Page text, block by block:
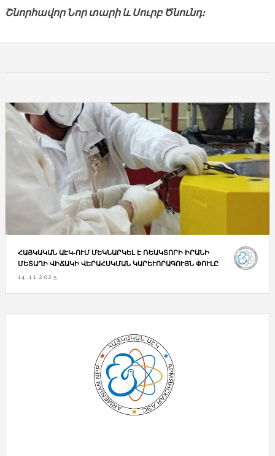
Շնորհավոր Նոր տարի և Սուրբ Ծնունդ:
ՀԱՅԿԱԿԱՆ ԱԷԿ-ՈՒՄ ՄԵԿՆԱՐԿԵԼ Է ՌԵԱԿՏՈՐԻ ԻՐԱՆԻ
ՄԵՏԱՂԻ ՎԻՃԱԿԻ ՎԵՐԱՀՍԿՄԱՆ ԿԱՐԵՒՈՐԱԳՈՒՅՆ ՓՈՒԼԸ
14.11.2025